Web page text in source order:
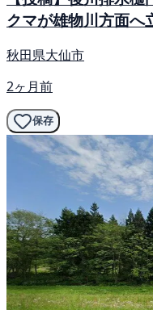
クマが雄物川方面へ
秋田県大仙市
2ヶ月前
保存